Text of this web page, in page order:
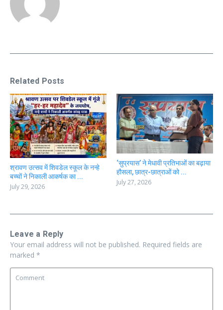
Related Posts
श्रावण उत्सव में शिवडेल स्कूल के नन्हे
बच्चों ने निकाली आकर्षक का ...
July 29, 2026
‘सुप्रयास’ ने मेधावी प्रतिभाओं का बढ़ाया
हौसला, छात्र-छात्राओं को ...
July 27, 2026
Leave a Reply
Your email address will not be published. Required fields are
marked *